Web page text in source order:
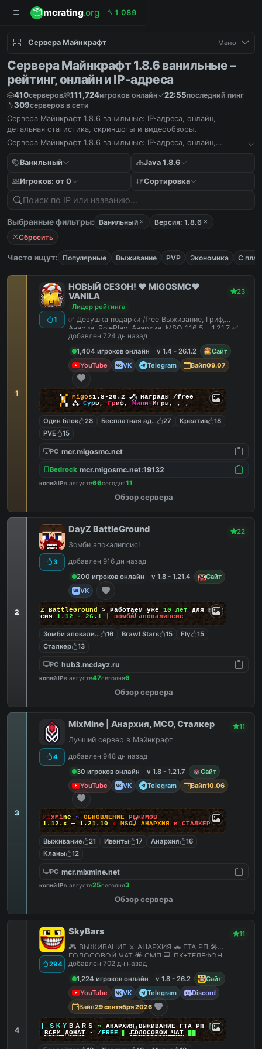
mcrating.org 1 089
Сервера Майнкрафт Меню
Сервера Майнкрафт 1.8.6 ванильные –
рейтинг, онлайн и IP-адреса
410серверов 111,724игроков онлайн 22:55последний пинг
309серверов в сети
Сервера Майнкрафт 1.8.6 ванильные: IP-адреса, онлайн,
детальная статистика, скриншоты и видеообзоры.
Сервера Майнкрафт 1.8.6 ванильные: IP-адреса, онлайн,
Ванильный
Java 1.8.6
Игроков: от 0 Сортировка
Выбранные фильтры: Ванильный
Версия: 1.8.6
Сбросить
Часто ищут: Популярные Выживание PVP Экономика С
1
1
НОВЫЙ СЕЗОН! ❤️ MIGOSMC❤️
VANILA
23
Лидер рейтинга
✅ Девушка подарки /free Выживание, Гриф,
Анария, RolePlay, Анархия, MSO 1.16.5 - 1.21.7 ✅
добавлен 724 дн назад
1,404 игроков онлайн
v 1.4 - 26.1.2
Сайт
YouTube
VK Telegram Вайп09.07
▚▞ Migos1.8-26.2🗡 Награды /free
▞▚ ⁂ Сурв, Гриф,Мини-Игры, , ,
Один блок 28 Бесплатная админка
27 Креатив
18
PVE
15
PC mcr.migosmc.net
Bedrock mcr.migosmc.net:19132
копий IPв августе66сегодня11
Обзор сервера
2
3
DayZ BattleGround 22
Зомби апокалипсис!
добавлен 916 дн назад
200 игроков онлайн
v 1.8 - 1.21.4
Сайт
VK
DayZ BattleGround > Работаем уже 10 лет для Вас!
Версия 1.12 - 26.1 | зомби апокалипсис
Зомби апокалипсис16 Brawl Stars 15 Fly
15
Сталкер
13
PC hub3.mcdayz.ru
копий IPв августе47сегодня6
Обзор сервера
3
4
MixMine | Анархия, МСО, Сталкер 11
Лучший сервер в Майнкрафт
добавлен 948 дн назад
30 игроков онлайн
v 1.8 - 1.21.7
Сайт
YouTube
VK Telegram Вайп10.06
MixMine » ОБНОВЛЕНИЕ РЕЖИМОВ
1.12.x — 1.21.10
● MSO, АНАРХИЯ и СТАЛКЕР
Выживание 21 Ивенты 17 Анархия
16
Кланы
12
PC mcr.mixmine.net
копий IPв августе25сегодня3
Обзор сервера
4
294
SkyBars 11
🎮 ВЫЖИВАНИЕ ⚔️ АНАРХИЯ 🚗 ГТА РП 🎤
ГОЛОСОВОЙ ЧАТ 🌟 СМП 💻 ПК+ТЕЛЕФОН
добавлен 702 дн назад
1,224 игроков онлайн
v 1.8 - 26.2
Сайт
YouTube
VK Telegram
Discord
Вайп29 сентября 2026
ＳＫＹ ＢＡＲＳ » АНАРХИЯ ВЫЖИВАНИЕ ГТА РП |||
ВСЕМ ДОНАТ- /FREE ▌ГОЛОСОВОЙ ЧАТ